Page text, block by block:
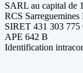
SARL au capital de
RCS
SIRET 431 303 775
APE 642 B
Identification